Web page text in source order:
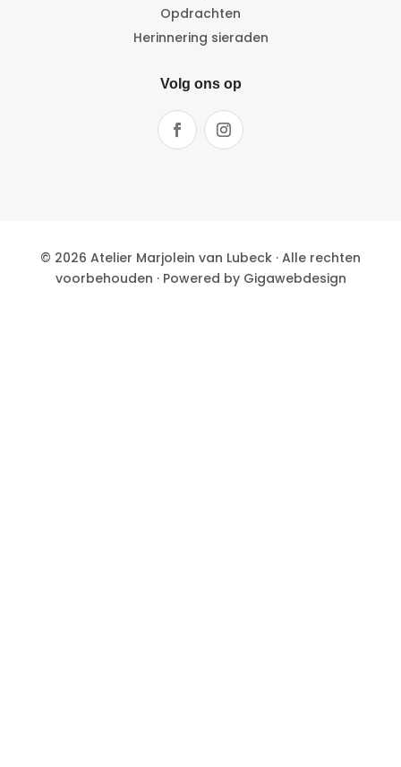
Opdrachten
Herinnering sieraden
Volg ons op
© 2026 Atelier Marjolein van Lubeck · Alle rechten
voorbehouden · Powered by Gigawebdesign